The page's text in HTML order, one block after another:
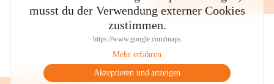
musst du der Verwendung externer Cookies
zustimmen.
https://www.google.com/maps
Mehr erfahren
Akzeptieren und anzeigen